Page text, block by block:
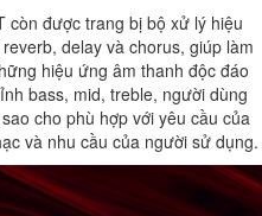
còn được trang bị bộ xử lý hiệu
delay và chorus, giúp làm
hiệu ứng âm thanh độc đáo
bass, mid, treble, người dùng
cho phù hợp với yêu cầu của
và nhu cầu của người sử dụng.